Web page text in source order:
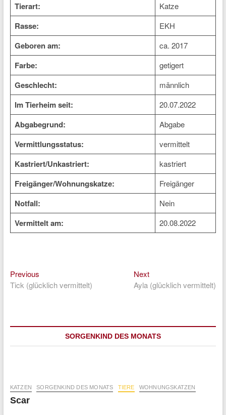
Tierart: Katze
Rasse: EKH
Geboren am: ca. 2017
Farbe: getigert
Geschlecht: männlich
Im Tierheim seit: 20.07.2022
Abgabegrund: Abgabe
Vermittlungsstatus: vermittelt
Kastriert/Unkastriert: kastriert
Freigänger/Wohnungskatze: Freigänger
Notfall: Nein
Vermittelt am: 20.08.2022
Beitragsnavigation
PreviousPrevious
post:
Tick (glücklich vermittelt)
NextNext
post:
Ayla (glücklich vermittelt)
SORGENKIND DES MONATS
KATZEN SORGENKIND DES MONATS TIERE WOHNUNGSKATZEN
Scar